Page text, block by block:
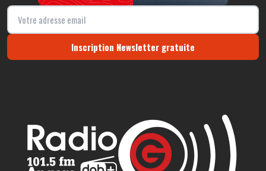
Inscription Newsletter gratuite